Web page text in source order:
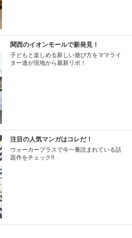
関西のイオンモールで新発見！
子どもと楽しめる新しい遊び方をママライ
ター達が現地から最新リポ！
注目の人気マンガはコレだ！
ウォーカープラスで今一番読まれている話
題作をチェック!!